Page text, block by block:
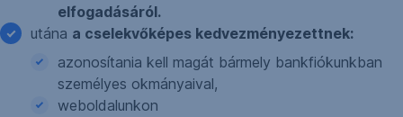
elfogadásáról.
utána a cselekvőképes kedvezményezettnek:
azonosítania kell magát bármely bankfiókunkban
személyes okmányaival,
weboldalunkon